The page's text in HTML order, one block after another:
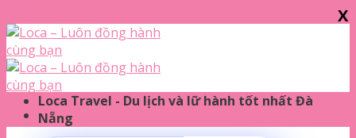
Loca Travel - Du lịch và lữ hành tốt nhất Đà
Nẵng
X